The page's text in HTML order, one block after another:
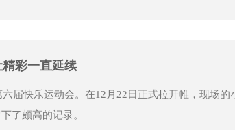
彩一直延续
届快乐运动会。在12月22日正式拉开帷，现场
了颇高的记录。